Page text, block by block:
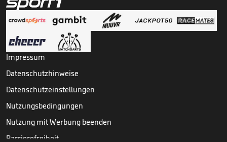
Impressum
Datenschutzhinweise
Datenschutzeinstellungen
Nutzungsbedingungen
Nutzung mit Werbung beenden
Barrierefreiheit